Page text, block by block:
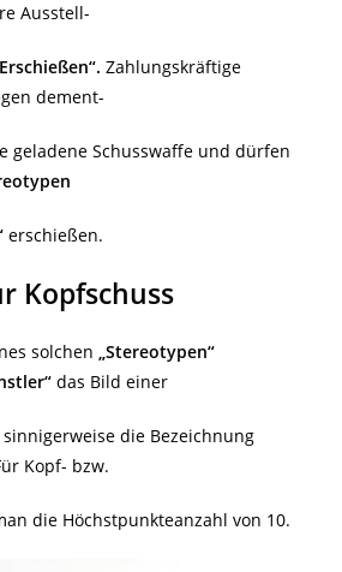
Ausstell-
Zahlungskräftige
dement-
geladene Schusswaffe und dürfen
erschießen.
Kopfschuss
solchen „Stereotypen“
das Bild einer
die Bezeichnung
Kopf- bzw.
die Höchstpunkteanzahl von 10.